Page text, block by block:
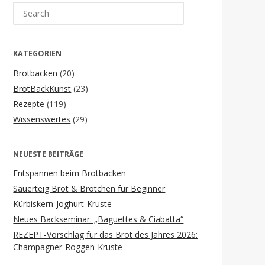
for:
KATEGORIEN
Brotbacken (20)
BrotBackKunst (23)
Rezepte (119)
Wissenswertes (29)
NEUESTE BEITRÄGE
Entspannen beim Brotbacken
Sauerteig Brot & Brötchen für Beginner
Kürbiskern-Joghurt-Kruste
Neues Backseminar: „Baguettes & Ciabatta“
REZEPT-Vorschlag für das Brot des Jahres 2026:
Champagner-Roggen-Kruste